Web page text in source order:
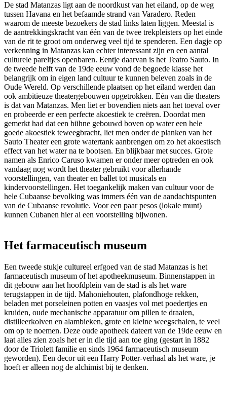
De stad Matanzas ligt aan de noordkust van het eiland, op de weg
tussen Havana en het befaamde strand van Varadero. Reden
waarom de meeste bezoekers de stad links laten liggen. Meestal is
de aantrekkingskracht van één van de twee trekpleisters op het einde
van de rit te groot om onderweg veel tijd te spenderen. Een dagje op
verkenning in Matanzas kan echter interessant zijn en een aantal
culturele pareltjes openbaren. Eentje daarvan is het Teatro Sauto. In
de tweede helft van de 19de eeuw vond de begoede klasse het
belangrijk om in eigen land cultuur te kunnen beleven zoals in de
Oude Wereld. Op verschillende plaatsen op het eiland werden dan
ook ambitieuze theatergebouwen opgetrokken. Eén van die theaters
is dat van Matanzas. Men liet er bovendien niets aan het toeval over
en probeerde er een perfecte akoestiek te creëren. Doordat men
gemerkt had dat een bühne gebouwd boven op water een hele
goede akoestiek teweegbracht, liet men onder de planken van het
Sauto Theater een grote watertank aanbrengen om zo het akoestisch
effect van het water na te bootsen. En blijkbaar met succes. Grote
namen als Enrico Caruso kwamen er onder meer optreden en ook
vandaag nog wordt het theater gebruikt voor allerhande
voorstellingen, van theater en ballet tot musicals en
kindervoorstellingen. Het toegankelijk maken van cultuur voor de
hele Cubaanse bevolking was immers één van de aandachtspunten
van de Cubaanse revolutie. Voor een paar pesos (lokale munt)
kunnen Cubanen hier al een voorstelling bijwonen.
Het farmaceutisch museum
Een tweede stukje cultureel erfgoed van de stad Matanzas is het
farmaceutisch museum of het apotheekmuseum. Binnenstappen in
dit gebouw aan het hoofdplein van de stad is als het ware
terugstappen in de tijd. Mahoniehouten, plafondhoge rekken,
beladen met porseleinen potten en vaasjes vol met poedertjes en
kruiden, oude mechanische apparatuur om pillen te draaien,
distilleerkolven en alambieken, grote en kleine weegschalen, te veel
om op te noemen. Deze oude apotheek dateert van de 19de eeuw en
laat alles zien zoals het er in die tijd aan toe ging (gestart in 1882
door de Triolett familie en sinds 1964 farmaceutisch museum
geworden). Een decor uit een Harry Potter-verhaal als het ware, je
hoeft er alleen nog de alchimist bij te denken.